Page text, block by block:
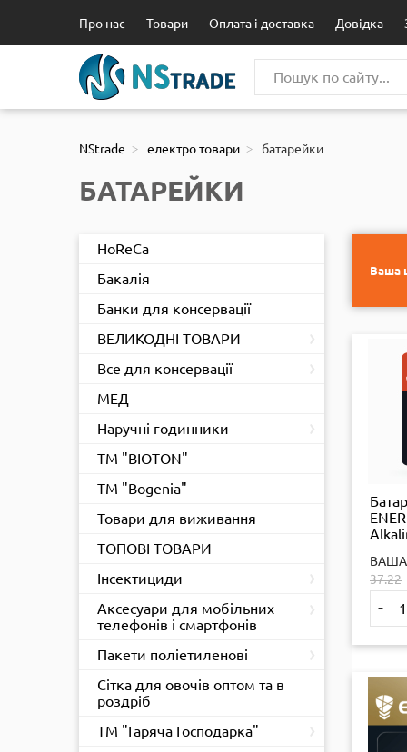
Про нас Товари Оплата і доставка Довідка
NStrade електро товари батарейки
БАТАРЕЙКИ
HoReCa
Бакалія
Банки для консервації
ВЕЛИКОДНІ ТОВАРИ
Все для консервації
МЕД
Наручні годинники
ТМ "BIOTON"
ТМ "Bogenia"
Товари для виживання
ТОПОВІ ТОВАРИ
Інсектициди
Аксесуари для мобільних
телефонів і смартфонів
Пакети поліетиленові
Сітка для овочів оптом та в
роздріб
ТМ "Гаряча Господарка"
Ваша
65324
ВАША
37.22
-